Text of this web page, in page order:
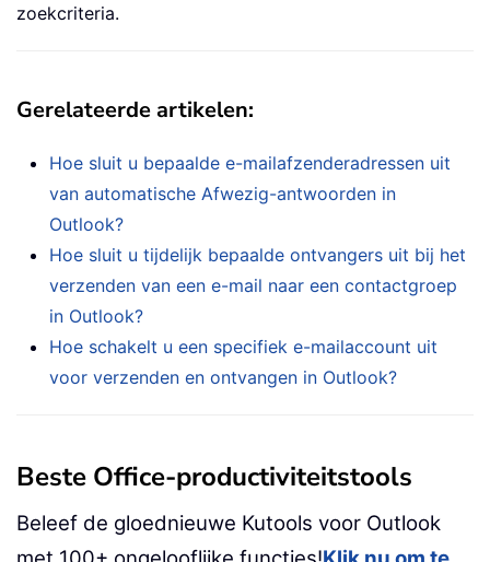
zoekcriteria.
Gerelateerde artikelen:
Hoe sluit u bepaalde e-mailafzenderadressen uit
van automatische Afwezig-antwoorden in
Outlook?
Hoe sluit u tijdelijk bepaalde ontvangers uit bij het
verzenden van een e-mail naar een contactgroep
in Outlook?
Hoe schakelt u een specifiek e-mailaccount uit
voor verzenden en ontvangen in Outlook?
Beste Office-productiviteitstools
Beleef de gloednieuwe Kutools voor Outlook